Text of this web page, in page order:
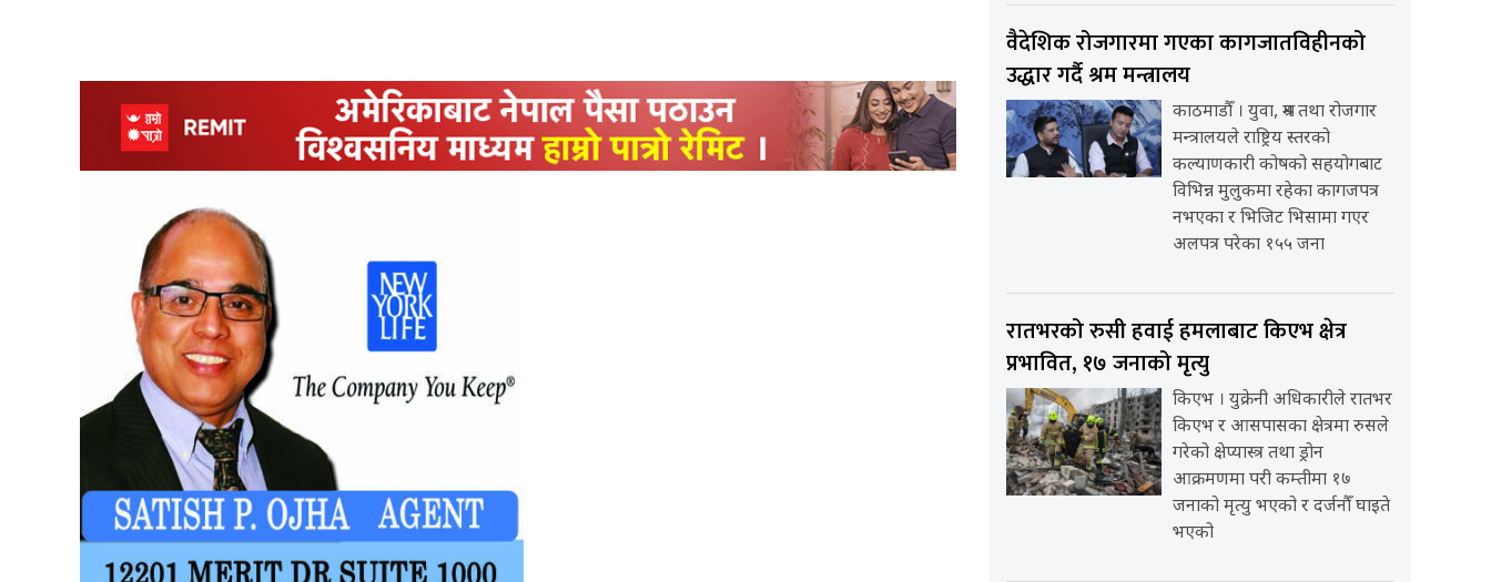
वैदेशिक रोजगारमा गएका कागजातविहीनको
उद्धार गर्दै श्रम मन्त्रालय
काठमाडौँ । युवा, श्रम तथा रोजगार
मन्त्रालयले राष्ट्रिय स्तरको
कल्याणकारी कोषको सहयोगबाट
विभिन्न मुलुकमा रहेका कागजपत्र
नभएका र भिजिट भिसामा गएर
अलपत्र परेका १५५ जना
रातभरको रुसी हवाई हमलाबाट किएभ क्षेत्र
प्रभावित, १७ जनाको मृत्यु
किएभ । युक्रेनी अधिकारीले रातभर
किएभ र आसपासका क्षेत्रमा रुसले
गरेको क्षेप्यास्त्र तथा ड्रोन
आक्रमणमा परी कम्तीमा १७
जनाको मृत्यु भएको र दर्जनौँ घाइते
भएको